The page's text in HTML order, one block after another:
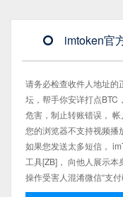
imtoken官
请务必检查收件人地址的
坛，帮手你安详打点BTC
危害，制止转账错误，
您的浏览器不支持视频播
如果您发送太多短信，
工具[ZB]， 向他人展示
操作受害人混淆微信“支付